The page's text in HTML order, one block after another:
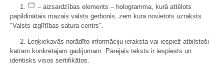
1.
– aizsardzības elements – hologramma, kurā attēlots
papildinātais mazais valsts ģerbonis, zem kura novietots uzraksts
"Valsts izglītības satura centrs".
2. Leņķiekavās norādīto informāciju ieraksta vai iespiež atbilstoši
katram konkrētajam gadījumam. Pārējais teksts ir iespiests un
identisks visos sertifikātos.